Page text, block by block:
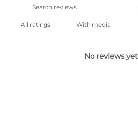
With media
No reviews yet